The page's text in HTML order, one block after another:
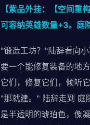
【紫品外挂：【空间重
可容纳英雄数量+3。庭
"锻造工坊？"陆辞看向
要一个能修复装备的地
它们，修复它们，倾听
"那就建。" 陆辞走到 庭
是半透明的琥珀色，像